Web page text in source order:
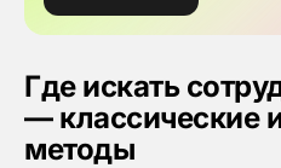
Где искать
— классические
методы